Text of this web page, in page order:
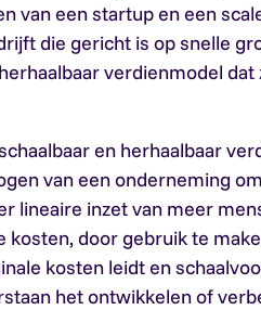
van een startup en een
die gericht is op snelle
verdienmodel
en herhaalbaar
van een onderneming
lineaire inzet van meer
kosten, door gebruik te
kosten leidt en
het ontwikkelen of